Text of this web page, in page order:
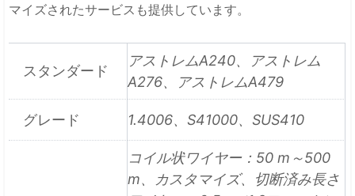
マイズされたサービスも提供しています。
スタンダード
アストレムA240、アストレム
A276、アストレムA479
グレード 1.4006、S41000、SUS410
コイル状ワイヤー：50 m～500
m、カスタマイズ、切断済み長さ